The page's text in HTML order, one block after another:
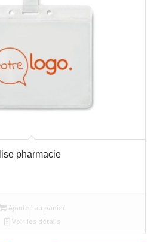
pharmacie
Ajouter au panier
Voir les détails